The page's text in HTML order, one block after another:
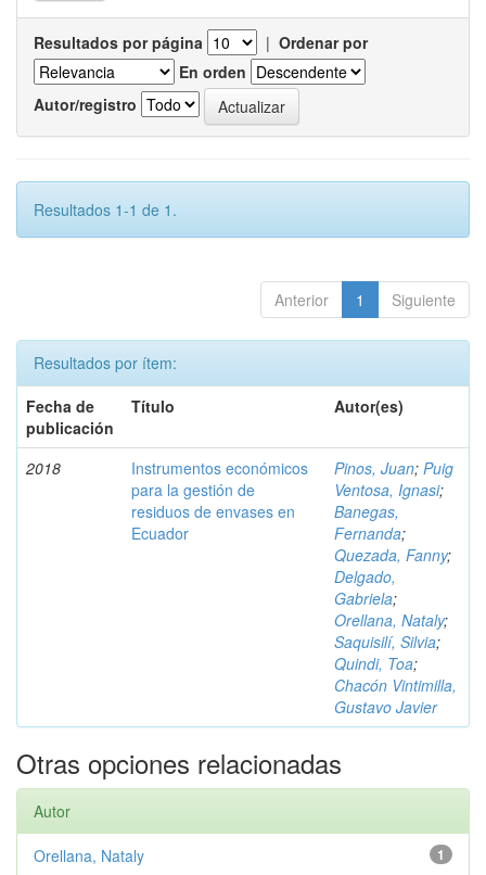
Resultados por página | Ordenar por
En orden
Autor/registro
Resultados 1-1 de 1.
Anterior 1 Siguiente
Resultados por ítem:
Fecha de
publicación
Título Autor(es)
2018
Instrumentos económicos
para la gestión de
residuos de envases en
Ecuador
Pinos, Juan; Puig
Ventosa, Ignasi;
Banegas,
Fernanda;
Quezada, Fanny;
Delgado,
Gabriela;
Orellana, Nataly;
Saquisilí, Silvia;
Quindi, Toa;
Chacón Vintimilla,
Gustavo Javier
Otras opciones relacionadas
Autor
1
Orellana, Nataly